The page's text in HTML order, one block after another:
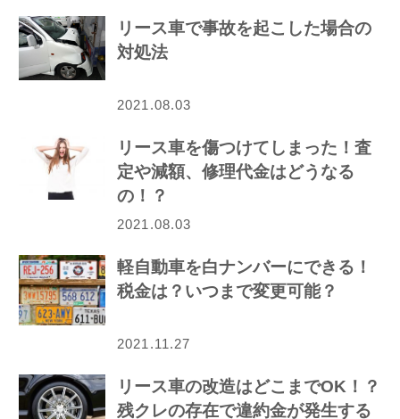
リース車で事故を起こした場合の
対処法
2021.08.03
リース車を傷つけてしまった！査
定や減額、修理代金はどうなる
の！？
2021.08.03
軽自動車を白ナンバーにできる！
税金は？いつまで変更可能？
2021.11.27
リース車の改造はどこまでOK！？
残クレの存在で違約金が発生する